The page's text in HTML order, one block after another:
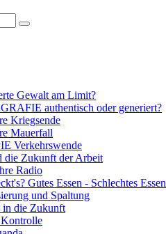
Gewalt am Limit?
authentisch oder generiert?
Kriegsende
Mauerfall
Verkehrswende
die Zukunft der Arbeit
Radio
Gutes Essen - Schlechtes Essen
und Spaltung
die Zukunft